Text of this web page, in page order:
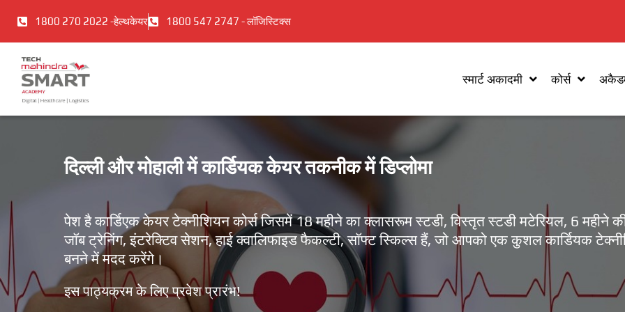
छोड़कर
सामग्री
1800 270 2022 -हेल्थकेयर 1800 547 2747 - लॉजिस्टिक्स
स्मार्ट अकादमी कोर्स
दिल्ली और मोहाली में कार्डियक केयर तकनीक में डिप्लोमा
पेश है कार्डिएक केयर टेक्नीशियन कोर्स जिसमें 18 महीने का क्लासरूम स्टडी, विस्तृत स्टडी मटेरियल, 6 महीने
जॉब ट्रेनिंग, इंटरेक्टिव सेशन, हाई क्वालिफाइड फैकल्टी, सॉफ्ट स्किल्स हैं, जो आपको एक कुशल कार्डियक
बनने में मदद करेंगे।
इस पाठ्यक्रम के लिए प्रवेश प्रारंभ!